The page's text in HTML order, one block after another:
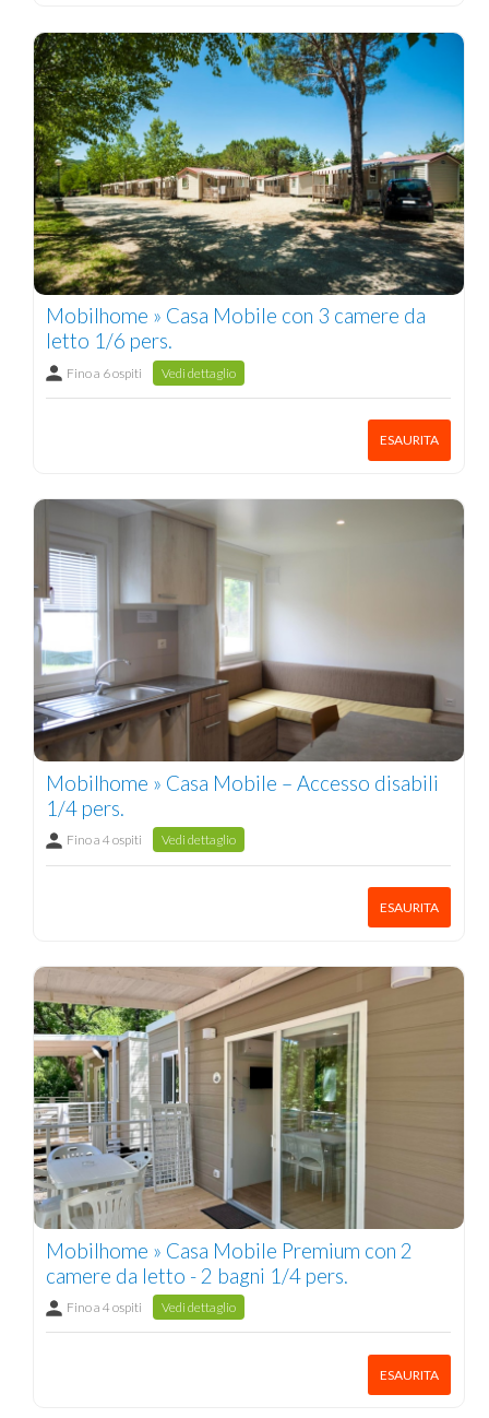
Mobilhome » Casa Mobile con 3 camere da
letto 1/6 pers.
Fino a 6 ospiti Vedi dettaglio
ESAURITA
Mobilhome » Casa Mobile – Accesso disabili
1/4 pers.
Fino a 4 ospiti Vedi dettaglio
ESAURITA
Mobilhome » Casa Mobile Premium con 2
camere da letto - 2 bagni 1/4 pers.
Fino a 4 ospiti Vedi dettaglio
ESAURITA